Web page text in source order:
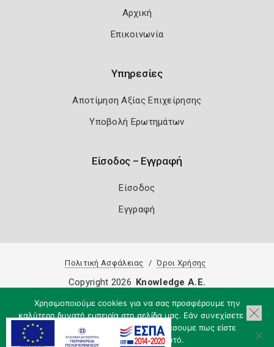
Αρχική
Επικοινωνία
Υπηρεσίες
Αποτίμηση Αξίας Επιχείρησης
Υποβολή Ερωτημάτων
Είσοδος – Εγγραφή
Είσοδος
Εγγραφή
Πολιτική Ασφάλειας Όροι Χρήσης
Χρησιμοποιούμε cookies για να σας προσφέρουμε την
καλύτερη δυνατή εμπειρία στη σελίδα μας. Εάν συνεχίσετε να
χρησιμοποιείτε τη σελίδα, θα υποθέσουμε πως είστε
ικανοποιημένοι με αυτό.
Copyright 2026 Knowledge A.E.